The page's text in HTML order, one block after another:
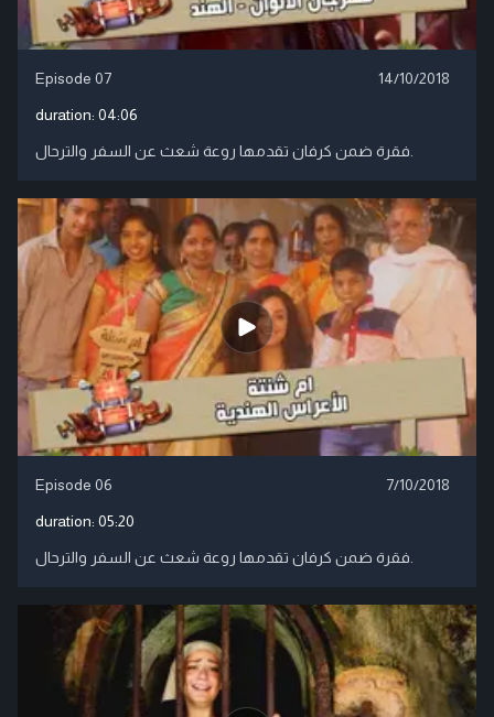
Episode 07 14/10/2018
duration: 04:06
Episode 06 7/10/2018
duration: 05:20